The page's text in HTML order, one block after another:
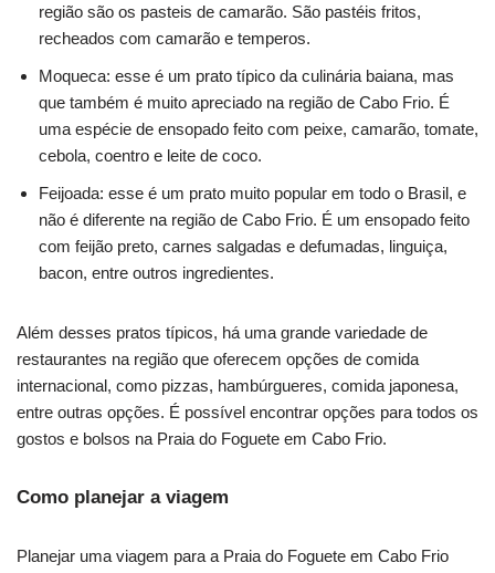
região são os pasteis de camarão. São pastéis fritos,
recheados com camarão e temperos.
Moqueca: esse é um prato típico da culinária baiana, mas
que também é muito apreciado na região de Cabo Frio. É
uma espécie de ensopado feito com peixe, camarão, tomate,
cebola, coentro e leite de coco.
Feijoada: esse é um prato muito popular em todo o Brasil, e
não é diferente na região de Cabo Frio. É um ensopado feito
com feijão preto, carnes salgadas e defumadas, linguiça,
bacon, entre outros ingredientes.
Além desses pratos típicos, há uma grande variedade de
restaurantes na região que oferecem opções de comida
internacional, como pizzas, hambúrgueres, comida japonesa,
entre outras opções. É possível encontrar opções para todos os
gostos e bolsos na Praia do Foguete em Cabo Frio.
Como planejar a viagem
Planejar uma viagem para a Praia do Foguete em Cabo Frio